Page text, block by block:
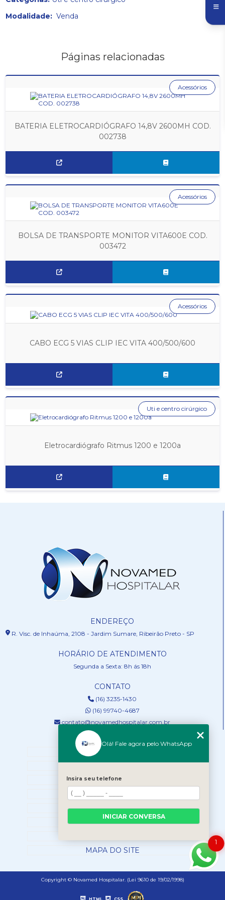
Modalidade:Venda
Páginas relacionadas
BATERIA ELETROCARDIÓGRAFO 14,8V 2600MH COD.
002738
Acessórios
BOLSA DE TRANSPORTE MONITOR VITA600E COD.
003472
Acessórios
CABO ECG 5 VIAS CLIP IEC VITA 400/500/600
Acessórios
Eletrocardiógrafo Ritmus 1200 e 1200a
Uti e centro cirúrgico
ENDEREÇO
R. Visc. de Inhaúma, 2108 - Jardim Sumare, Ribeirão Preto - SP
HORÁRIO DE ATENDIMENTO
Segunda a Sexta: 8h ás 18h
CONTATO
(16) 3235-1430
(16) 99740-4687
contato@novamedhospitalar.com.br
MENU
SERVIÇOS
NOSSOS PRODUTOS
BLOG
CONTATO
MAPA DO SITE
Copyright © Novamed Hospitalar. (Lei 9610 de 19/02/1998)
HTML CSS
1
Olá! Fale agora pelo WhatsApp
Insira seu telefone
INICIAR CONVERSA